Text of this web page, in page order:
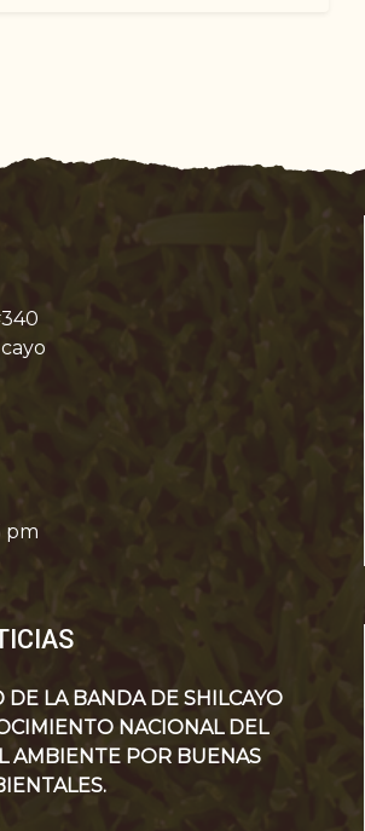
pm
DE LA BANDA DE SHILCAYO
NACIONAL DEL
AMBIENTE POR BUENAS